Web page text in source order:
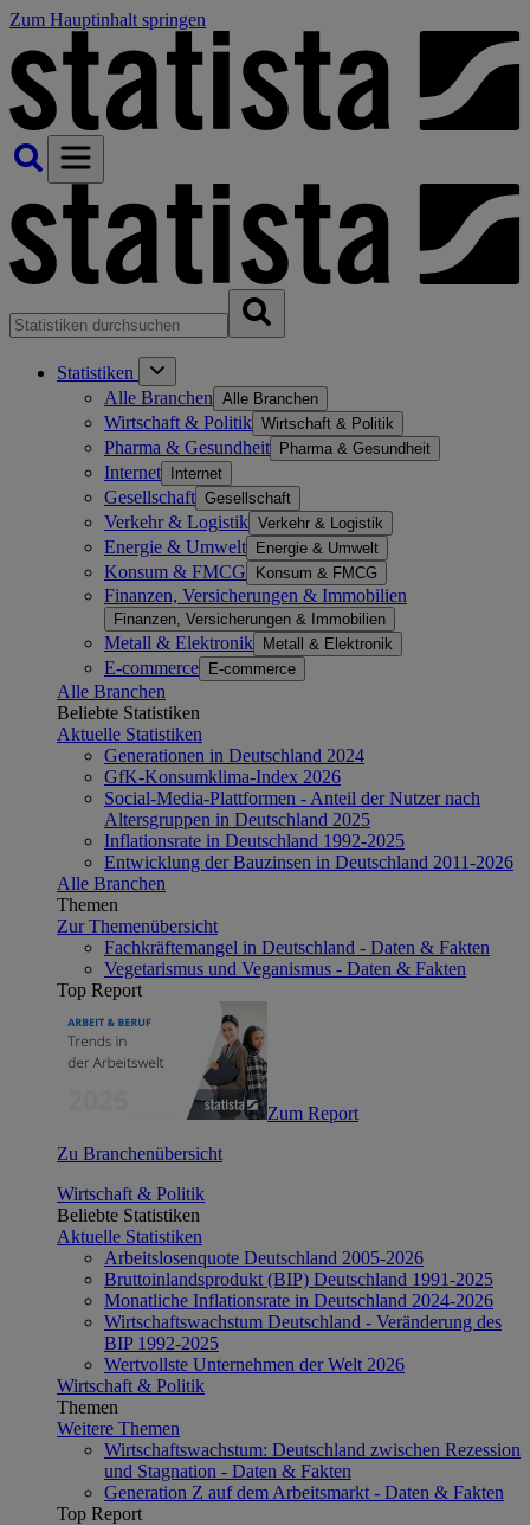
Zum Hauptinhalt springen
Statistiken
Alle Branchen Alle Branchen
Wirtschaft & Politik Wirtschaft & Politik
Pharma & Gesundheit Pharma & Gesundheit
Internet Internet
Gesellschaft Gesellschaft
Verkehr & Logistik Verkehr & Logistik
Energie & Umwelt Energie & Umwelt
Konsum & FMCG Konsum & FMCG
Finanzen, Versicherungen & Immobilien
Finanzen, Versicherungen & Immobilien
Metall & Elektronik Metall & Elektronik
E-commerce E-commerce
Alle Branchen
Beliebte Statistiken
Aktuelle Statistiken
Generationen in Deutschland 2024
GfK-Konsumklima-Index 2026
Social-Media-Plattformen - Anteil der Nutzer nach
Altersgruppen in Deutschland 2025
Inflationsrate in Deutschland 1992-2025
Entwicklung der Bauzinsen in Deutschland 2011-2026
Alle Branchen
Themen
Zur Themenübersicht
Fachkräftemangel in Deutschland - Daten & Fakten
Vegetarismus und Veganismus - Daten & Fakten
Top Report
Zum Report
Zu Branchenübersicht
Wirtschaft & Politik
Beliebte Statistiken
Aktuelle Statistiken
Arbeitslosenquote Deutschland 2005-2026
Bruttoinlandsprodukt (BIP) Deutschland 1991-2025
Monatliche Inflationsrate in Deutschland 2024-2026
Wirtschaftswachstum Deutschland - Veränderung des
BIP 1992-2025
Wertvollste Unternehmen der Welt 2026
Wirtschaft & Politik
Themen
Weitere Themen
Wirtschaftswachstum: Deutschland zwischen Rezession
und Stagnation - Daten & Fakten
Generation Z auf dem Arbeitsmarkt - Daten & Fakten
Top Report